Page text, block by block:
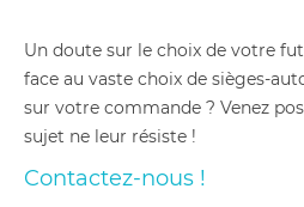
Un doute sur le choix de votre
face au vaste choix de sièges-
sur votre commande ? Venez
sujet ne leur résiste !
Contactez-nous !